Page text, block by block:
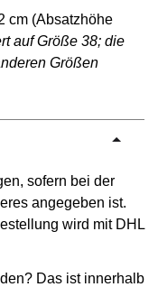
cm (Absatzhöhe
auf Größe 38; die
Größen
sofern bei der
angegeben ist.
wird mit DHL
Das ist innerhalb